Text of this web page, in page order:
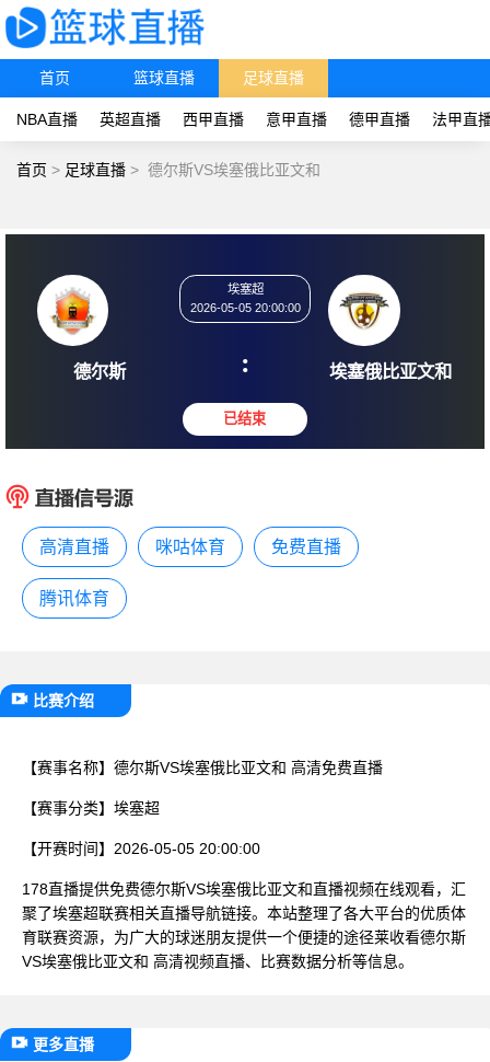
首页 篮球直播 足球直播
NBA直播 英超直播 西甲直播 意甲直播 德甲直播 法甲直
首页 > 足球直播 > 德尔斯VS埃塞俄比亚文和
德尔斯
2026-05-05 20:00:00
: 埃塞俄
高清直播 咪咕体育 免费直播
腾讯体育
比赛介绍
【赛事名称】 德尔斯VS埃塞俄比亚文和 高清免费直播
【赛事分类】 埃塞超
【开赛时间】 2026-05-05 20:00:00
178直播提供免费德尔斯VS埃塞俄比亚文和直播视频在线观看，汇
聚了埃塞超联赛相关直播导航链接。本站整理了各大平台的优质体
育联赛资源，为广大的球迷朋友提供一个便捷的途径莱收看德尔斯
VS埃塞俄比亚文和 高清视频直播、比赛数据分析等信息。
更多直播